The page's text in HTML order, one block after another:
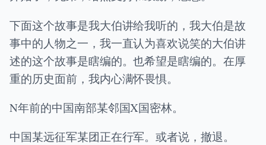
下面这个故事是我大伯讲给我听的，我大伯是故
事中的人物之一，我一直认为喜欢说笑的大伯讲
述的这个故事是瞎编的。也希望是瞎编的。在厚
重的历史面前，我内心满怀畏惧。
N年前的中国南部某邻国X国密林。
中国某远征军某团正在行军。或者说，撤退。